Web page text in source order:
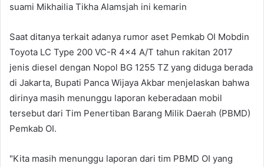
suami Mikhailia Tikha Alamsjah ini kemarin
Saat ditanya terkait adanya rumor aset Pemkab OI Mobdin
Toyota LC Type 200 VC-R 4x4 A/T tahun rakitan 2017
jenis diesel dengan Nopol BG 1255 TZ yang diduga berada
di Jakarta, Bupati Panca Wijaya Akbar menjelaskan bahwa
dirinya masih menunggu laporan keberadaan mobil
tersebut dari Tim Penertiban Barang Milik Daerah (PBMD)
Pemkab OI.
"Kita masih menunggu laporan dari tim PBMD OI yang